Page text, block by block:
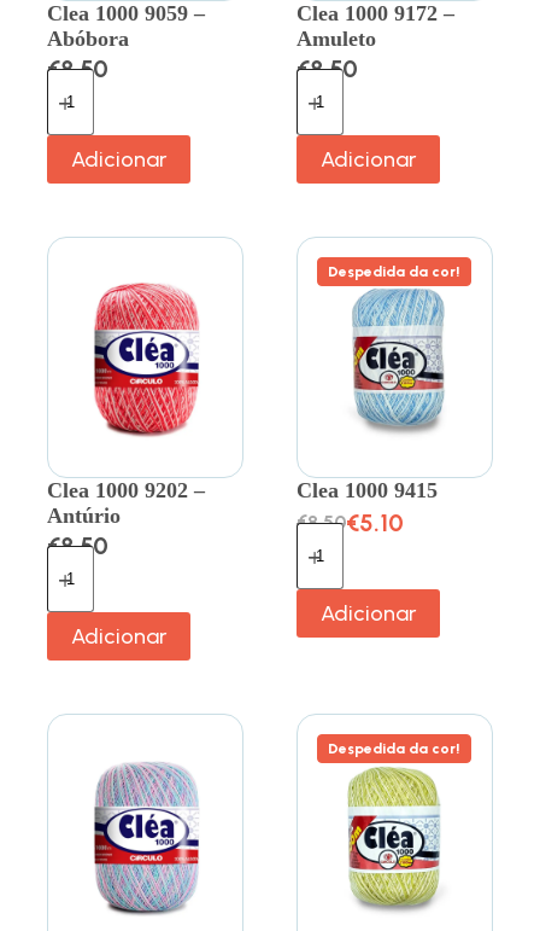
Clea 1000 9059 –
Abóbora
€8.50
Adicionar
Clea 1000 9172 –
Amuleto
€8.50
Adicionar
Clea 1000 9202 –
Antúrio
€8.50
Adicionar
Despedida da cor!
Clea 1000 9415
€8.50€5.10
Adicionar
Despedida da cor!